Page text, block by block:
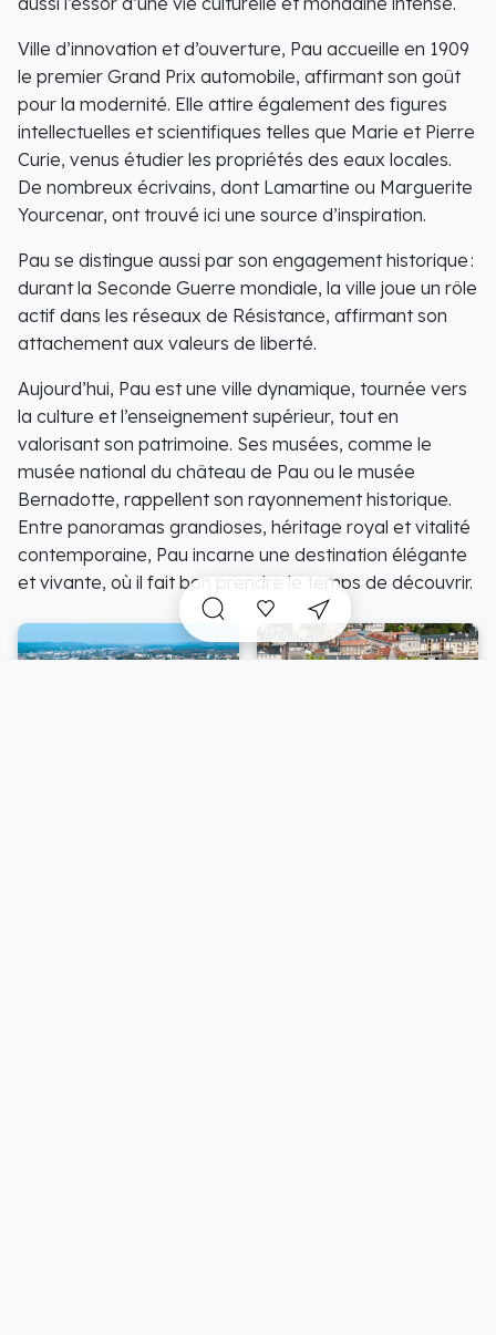
Ville d’innovation et d’ouverture, Pau accueille en 1909
le premier Grand Prix automobile, affirmant son goût
pour la modernité. Elle attire également des figures
intellectuelles et scientifiques telles que Marie et Pierre
Curie, venus étudier les propriétés des eaux locales.
De nombreux écrivains, dont Lamartine ou Marguerite
Yourcenar, ont trouvé ici une source d’inspiration.
Pau se distingue aussi par son engagement historique :
durant la Seconde Guerre mondiale, la ville joue un rôle
actif dans les réseaux de Résistance, affirmant son
attachement aux valeurs de liberté.
Aujourd’hui, Pau est une ville dynamique, tournée vers
la culture et l’enseignement supérieur, tout en
valorisant son patrimoine. Ses musées, comme le
musée national du château de Pau ou le musée
Bernadotte, rappellent son rayonnement historique.
Entre panoramas grandioses, héritage royal et vitalité
contemporaine, Pau incarne une destination élégante
et vivante, où il fait bon prendre le temps de découvrir.